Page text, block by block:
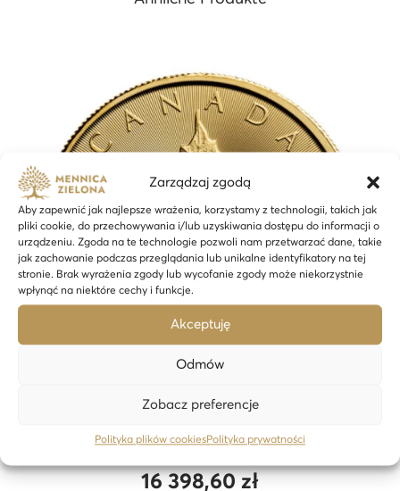
Zarządzaj zgodą
Aby zapewnić jak najlepsze wrażenia, korzystamy z technologii, takich jak
pliki cookie, do przechowywania i/lub uzyskiwania dostępu do informacji o
urządzeniu. Zgoda na te technologie pozwoli nam przetwarzać dane, takie
jak zachowanie podczas przeglądania lub unikalne identyfikatory na tej
stronie. Brak wyrażenia zgody lub wycofanie zgody może niekorzystnie
wpłynąć na niektóre cechy i funkcje.
Akceptuję
Odmów
Zobacz preferencje
Polityka plików cookiesPolityka prywatności
16 398,60zł